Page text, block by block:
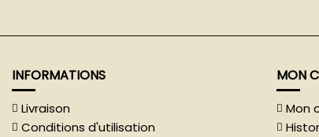
INFORMATIONS
Livraison
Conditions d'utilisation
MON
Mon